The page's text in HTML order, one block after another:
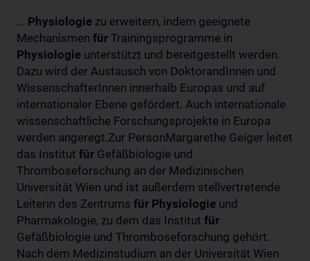
... Physiologie zu erweitern, indem geeignete
Mechanismen für Trainingsprogramme in
Physiologie unterstützt und bereitgestellt werden.
Dazu wird der Austausch von DoktorandInnen und
WissenschafterInnen innerhalb Europas und auf
internationaler Ebene gefördert. Auch internationale
wissenschaftliche Forschungsprojekte in Europa
werden angeregt.Zur PersonMargarethe Geiger leitet
das Institut für Gefäßbiologie und
Thromboseforschung an der Medizinischen
Universität Wien und ist außerdem stellvertretende
Leiterin des Zentrums für Physiologie und
Pharmakologie, zu dem das Institut für
Gefäßbiologie und Thromboseforschung gehört.
Nach dem Medizinstudium an der Universität Wien